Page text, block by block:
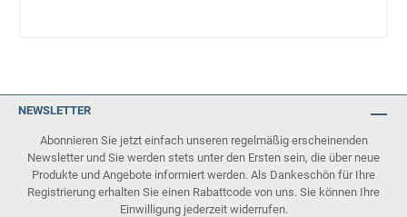
NEWSLETTER
Abonnieren Sie jetzt einfach unseren regelmäßig erscheinenden
Newsletter und Sie werden stets unter den Ersten sein, die über neue
Produkte und Angebote informiert werden. Als Dankeschön für Ihre
Registrierung erhalten Sie einen Rabattcode von uns. Sie können Ihre
Einwilligung jederzeit widerrufen.